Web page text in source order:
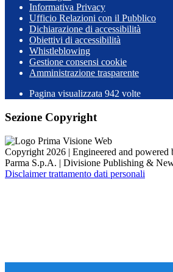
Informativa Privacy
Ufficio Relazioni con il Pubblico
Dichiarazione di accessibilità
Obiettivi di accessibilità
Whistleblowing
Gestione consensi cookie
Amministrazione trasparente
Pagina visualizzata 942 volte
Sezione Copyright
Copyright 2026 | Engineered and powered
Parma S.p.A. | Divisione Publishing &
Disclaimer trattamento dati personali